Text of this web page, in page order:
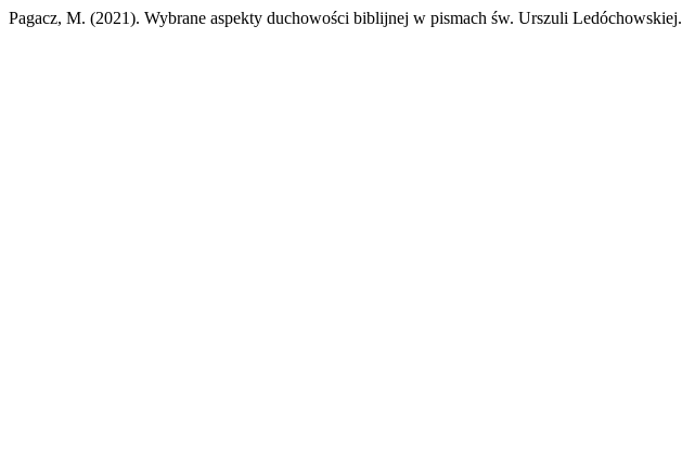
Pagacz, M. (2021). Wybrane aspekty duchowości biblijnej w pismach św. Urszuli Ledóchowskiej.